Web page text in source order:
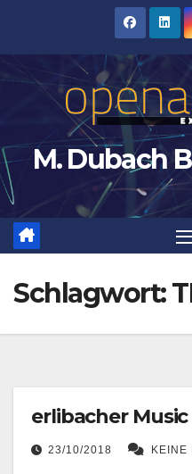
M. Dubach
Schlagwort:
erlibacher
23/10/2018 KEINE